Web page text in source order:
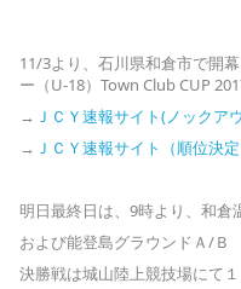
11/3より、石川県和倉市で開
ー（U-18）Town Club CUP
→ ＪＣＹ速報サイト(ノックア
→ ＪＣＹ速報サイト（順位決定
明日最終日は、9時より、和
および能登島グラウンドＡ/Ｂ
決勝戦は城山陸上競技場にて